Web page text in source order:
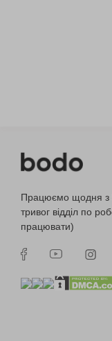
Працюємо щодня з
тривог відділ по
працювати)